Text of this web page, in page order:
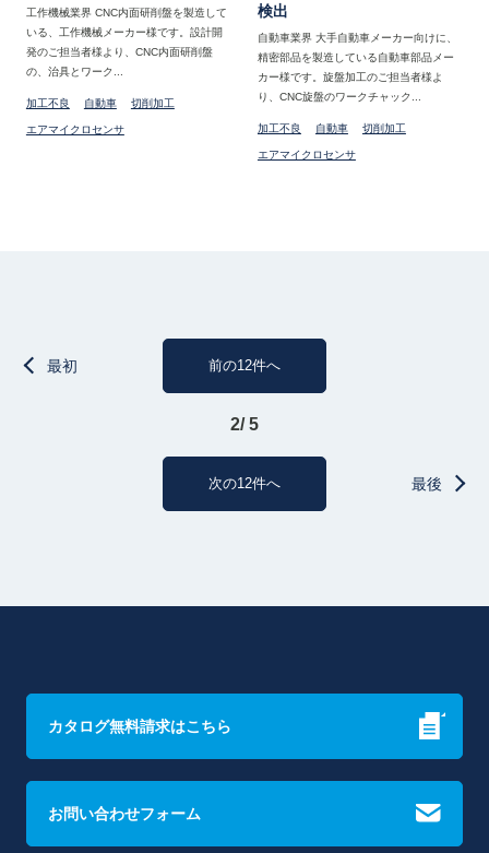
工作機械業界 CNC内面研削盤を製造して
いる、工作機械メーカー様です。設計開
発のご担当者様より、CNC内面研削盤
の、治具とワーク...
加工不良 自動車 切削加工
エアマイクロセンサ
検出
自動車業界 大手自動車メーカー向けに、
精密部品を製造している自動車部品メー
カー様です。旋盤加工のご担当者様よ
り、CNC旋盤のワークチャック...
加工不良 自動車 切削加工
エアマイクロセンサ
最初 前の12件へ
2/ 5
次の12件へ 最後
カタログ無料請求はこちら
お問い合わせフォーム